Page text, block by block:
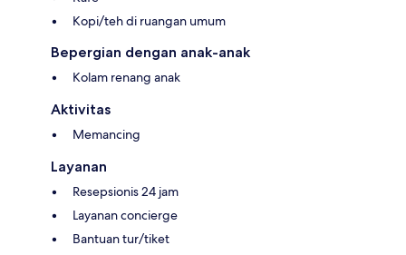
Kopi/teh di ruangan umum
Bepergian dengan anak-anak
Kolam renang anak
Aktivitas
Memancing
Layanan
Resepsionis 24 jam
Layanan concierge
Bantuan tur/tiket